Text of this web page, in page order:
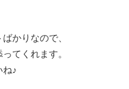
かりなので、
てくれます。
♪